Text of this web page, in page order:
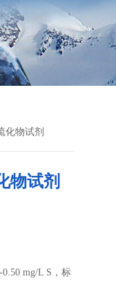
化物试剂
物试剂
mg/L S，标